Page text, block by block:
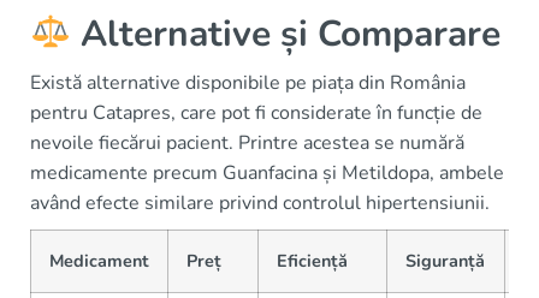
Alternative și Comparare
Există alternative disponibile pe piața din România
pentru Catapres, care pot fi considerate în funcție de
nevoile fiecărui pacient. Printre acestea se numără
medicamente precum Guanfacina și Metildopa, ambele
având efecte similare privind controlul hipertensiunii.
Medicament Preț Eficiență Siguranță